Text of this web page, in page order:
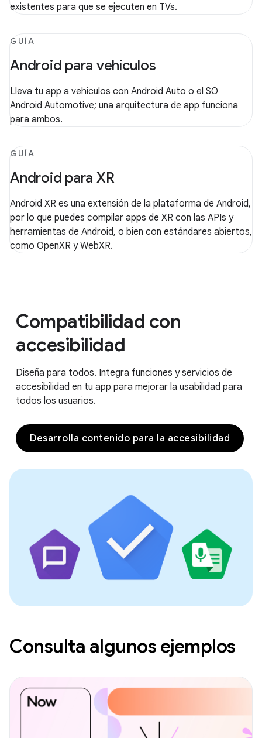
existentes para que se ejecuten en TVs.
GUÍA
Android para vehículos
Lleva tu app a vehículos con Android Auto o el SO
Android Automotive; una arquitectura de app funciona
para ambos.
GUÍA
Android para XR
Android XR es una extensión de la plataforma de Android,
por lo que puedes compilar apps de XR con las APIs y
herramientas de Android, o bien con estándares abiertos,
como OpenXR y WebXR.
Compatibilidad con
accesibilidad
Diseña para todos. Integra funciones y servicios de
accesibilidad en tu app para mejorar la usabilidad para
todos los usuarios.
Desarrolla contenido para la accesibilidad
Consulta algunos ejemplos